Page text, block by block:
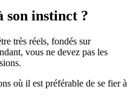
son instinct ?
très réels, fondés sur
vous ne devez pas les
où il est préférable de se fier à